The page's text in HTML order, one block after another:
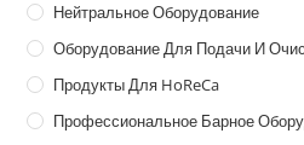
Нейтральное Оборудование
Оборудование Для Подачи И
Продукты Для HoReCa
Профессиональное Барное